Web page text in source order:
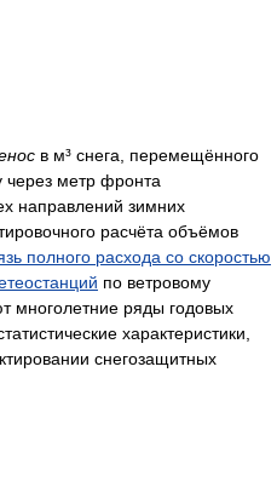
в м³ снега, перемещённого
через метр фронта
направлений зимних
расчёта объёмов
полного расхода со скоростью
по ветровому
многолетние ряды годовых
характеристики,
снегозащитных